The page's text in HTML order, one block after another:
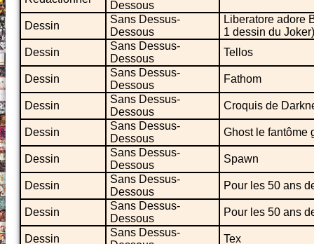
Dessous
Dessin
Sans Dessus-
Dessous
Liberatore adore
1 dessin du Joker)
Dessin
Sans Dessus-
Dessous
Tellos
Dessin
Sans Dessus-
Dessous
Fathom
Dessin
Sans Dessus-
Dessous
Croquis de
Dessin
Sans Dessus-
Dessous
Ghost le fantôme
Dessin
Sans Dessus-
Dessous
Spawn
Dessin
Sans Dessus-
Dessous
Pour les 50 ans
Dessin
Sans Dessus-
Dessous
Pour les 50 ans
Dessin
Sans Dessus-
Tex